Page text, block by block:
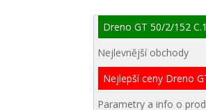
Dreno GT 50/2/152
Nejlevnější obchody
Nejlepší ceny Dreno
Parametry a info o